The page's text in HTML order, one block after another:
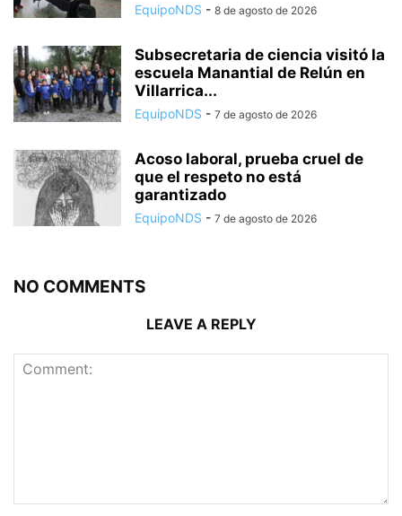
EquipoNDS - 8 de agosto de 2026
Subsecretaria de ciencia visitó la
escuela Manantial de Relún en
Villarrica...
EquipoNDS - 7 de agosto de 2026
Acoso laboral, prueba cruel de
que el respeto no está
garantizado
EquipoNDS - 7 de agosto de 2026
NO COMMENTS
LEAVE A REPLY